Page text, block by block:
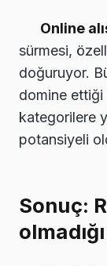
Online
sürmesi,
doğuruyor.
domine ettiği
kategorilere
potansiyeli
Sonuç: